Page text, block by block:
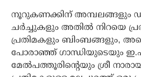
നൂറുകണക്കിന് അമ്പലങ്ങളും
ചര്‍ച്ചുകളും അതില്‍ നിറയെ
പ്രതിമകളും ബിംബങ്ങളും,
പോരാഞ്ഞ് ഗാന്ധിയുടെയും
മേല്‍പത്തൂരിന്റെയും ശ്രീ